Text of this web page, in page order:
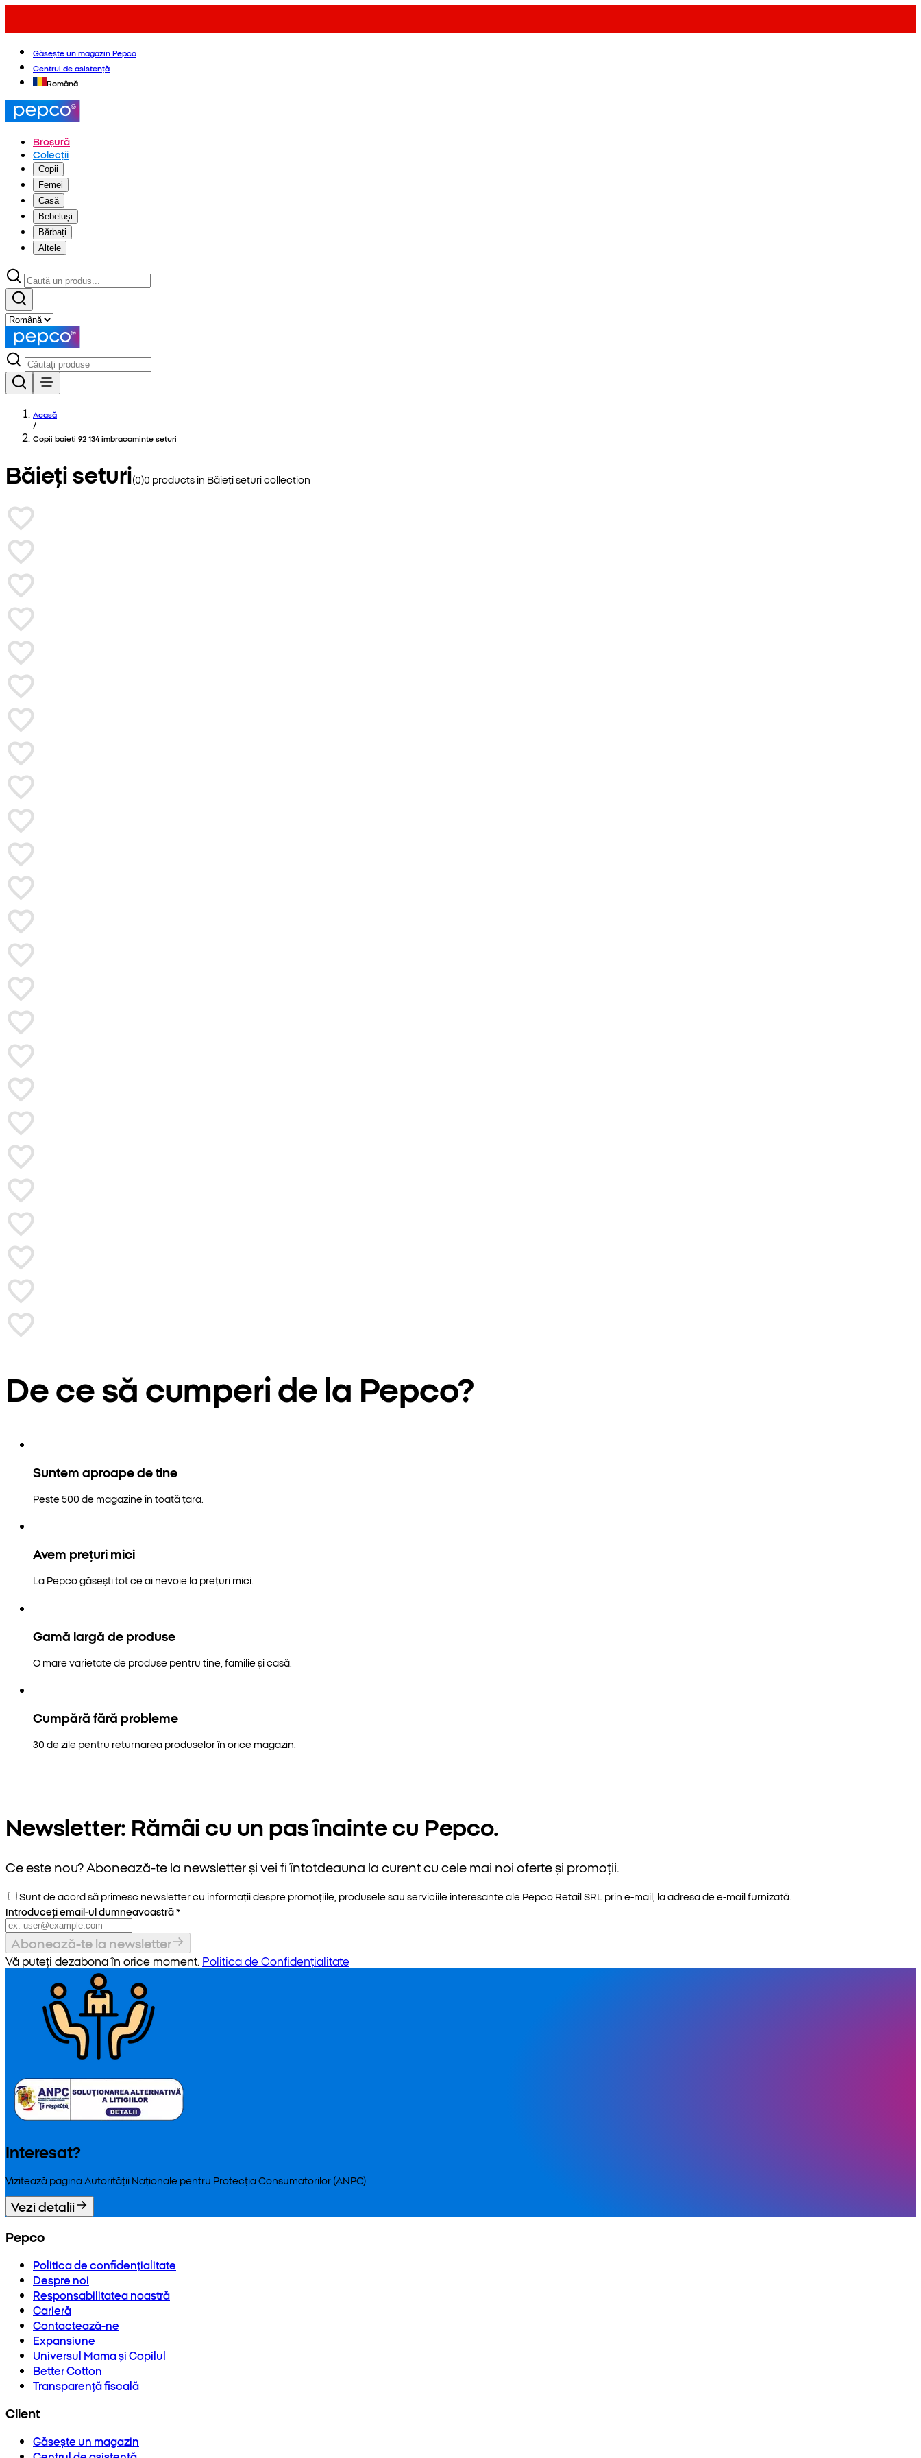
Găsește un magazin Pepco
Centrul de asistență
Română
Broșură
Colecții
Copii
Femei
Casă
Bebeluși
Bărbați
Altele
Acasă
/
Copii baieti 92 134 imbracaminte seturi
Băieți seturi(0)0 products in Băieți seturicollection
De ce să cumperi de la Pepco?
Suntem aproape de tine
Peste 500 de magazine în toată țara.
Avem prețuri mici
La Pepco găsești tot ce ai nevoie la prețuri mici.
Gamă largă de produse
O mare varietate de produse pentru tine, familie și casă.
Cumpără fără probleme
30 de zile pentru returnarea produselor în orice magazin.
Newsletter: Rămâi cu un pas înainte cu Pepco.
Ce este nou? Abonează-te la newsletter și vei fi întotdeauna la curent cu cele mai noi oferte și promoții.
Sunt de acord să primesc newsletter cu informații despre promoțiile, produsele sau serviciile interesante ale Pepco Retail SRL prin e-mail, la adresa de e-mail furnizată.
Introduceți email-ul dumneavoastră*
Abonează-te la newsletter
Vă puteți dezabona în orice moment. Politica de Confidențialitate
Interesat?
Vizitează pagina Autorității Naționale pentru Protecția Consumatorilor (ANPC).
Vezi detalii
Pepco
Politica de confidențialitate
Despre noi
Responsabilitatea noastră
Carieră
Contactează-ne
Expansiune
Universul Mama și Copilul
Better Cotton
Transparență fiscală
Client
Găsește un magazin